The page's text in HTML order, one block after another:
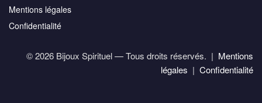
Mentions légales
Confidentialité
© 2026 Bijoux Spirituel — Tous droits réservés. | Mentions
légales | Confidentialité